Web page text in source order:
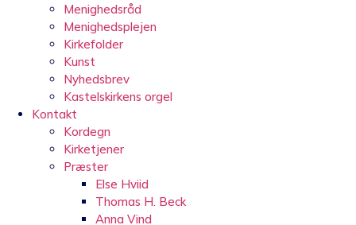
Menighedsråd
Menighedsplejen
Kirkefolder
Kunst
Nyhedsbrev
Kastelskirkens orgel
Kontakt
Kordegn
Kirketjener
Præster
Else Hviid
Thomas H. Beck
Anna Vind